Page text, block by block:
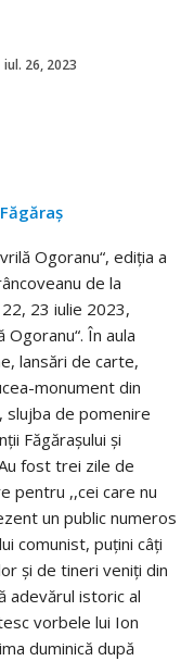
iul. 26, 2023
Ogoranu“, ediția a
de la
23 iulie 2023,
În aula
lansări de carte,
monument din
slujba de pomenire
Făgărașului și
fost trei zile de
pentru ,,cei care nu
un public numeros
comunist, puțini câți
și de tineri veniți din
adevărul istoric al
vorbele lui Ion
duminică după